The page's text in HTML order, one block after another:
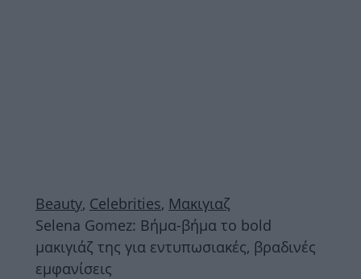
Beauty, Celebrities, Μακιγιαζ
Selena Gomez: Βήμα-βήμα το bold
μακιγιάζ της για εντυπωσιακές, βραδινές
εμφανίσεις